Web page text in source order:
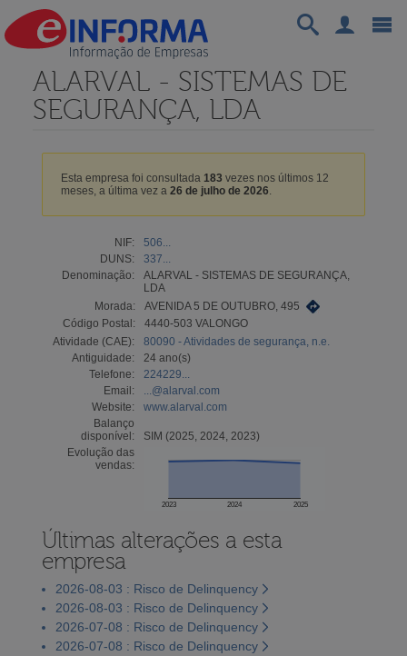
ALARVAL - SISTEMAS DE
SEGURANÇA, LDA
Esta empresa foi consultada 183 vezes nos últimos 12
meses, a última vez a 26 de julho de 2026.
NIF:
506...
DUNS:
337...
Denominação:
ALARVAL - SISTEMAS DE SEGURANÇA,
LDA
Morada:
AVENIDA 5 DE OUTUBRO, 495
Código Postal:
4440-503 VALONGO
Atividade (CAE):
80090 - Atividades de segurança, n.e.
Antiguidade:
24 ano(s)
Telefone:
224229...
Email:
...@alarval.com
Website:
www.alarval.com
Balanço
disponível:
SIM (2025, 2024, 2023)
Evolução das
vendas:
2023 2024 2025
Últimas alterações a esta
empresa
2026-08-03 : Risco de Delinquency
2026-08-03 : Risco de Delinquency
2026-07-08 : Risco de Delinquency
2026-07-08 : Risco de Delinquency